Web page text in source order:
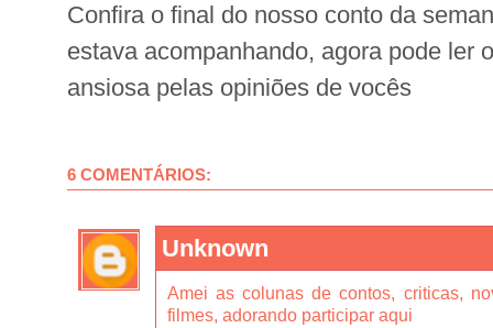
Confira o final do nosso conto da
estava acompanhando, agora pode ler
ansiosa pelas opiniões de vocês
6 COMENTÁRIOS:
Unknown
Amei as colunas de contos, criticas,
filmes, adorando participar aqui